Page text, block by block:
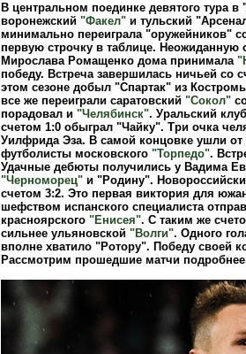
В центральном поединке девятого тура
воронежский "Факел"и тульский
минимально переиграла "оружейников"
первую строчку в таблице. Неожиданную
Мирослава Ромащенко дома принимала
победу. Встреча завершилась ничьей
этом сезоне добыл "Спартак" из
все же переиграли саратовский "Сокол"
порадовал и "Челябинск". Уральский
счетом 1:0 обыграл "Чайку". Три очка
Уилфрида Эза. В самой концовке ушли
футболисты московского "Торпедо".
Удачные дебюты получились у Вадима
"Черноморец"и "Родину".
счетом 3:2. Это первая виктория для
шефством испанского специалиста
красноярского "Енисея". С таким же
сильнее ульяновской "Волги". Одного
вполне хватило "Ротору". Победу своей
Рассмотрим прошедшие матчи